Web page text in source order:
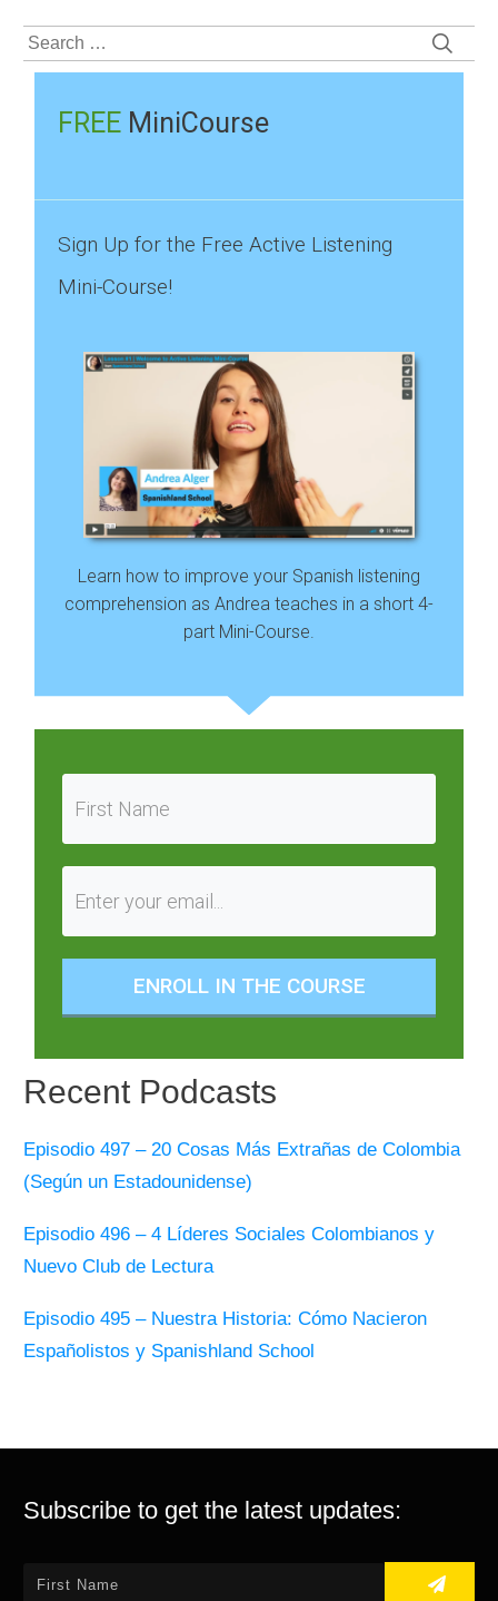
Search
for:
FREE MiniCourse
Sign Up for the Free Active Listening
Mini-Course!
Learn how to improve your Spanish listening
comprehension as Andrea teaches in a short 4-
part Mini-Course.
ENROLL IN THE COURSE
Recent Podcasts
Episodio 497 – 20 Cosas Más Extrañas de Colombia
(Según un Estadounidense)
Episodio 496 – 4 Líderes Sociales Colombianos y
Nuevo Club de Lectura
Episodio 495 – Nuestra Historia: Cómo Nacieron
Españolistos y Spanishland School
Subscribe to get the latest updates: